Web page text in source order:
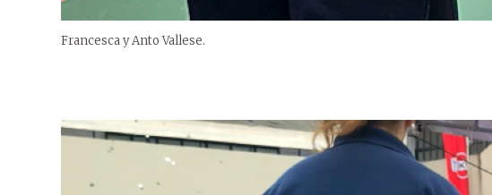
Francesca y Anto Vallese.